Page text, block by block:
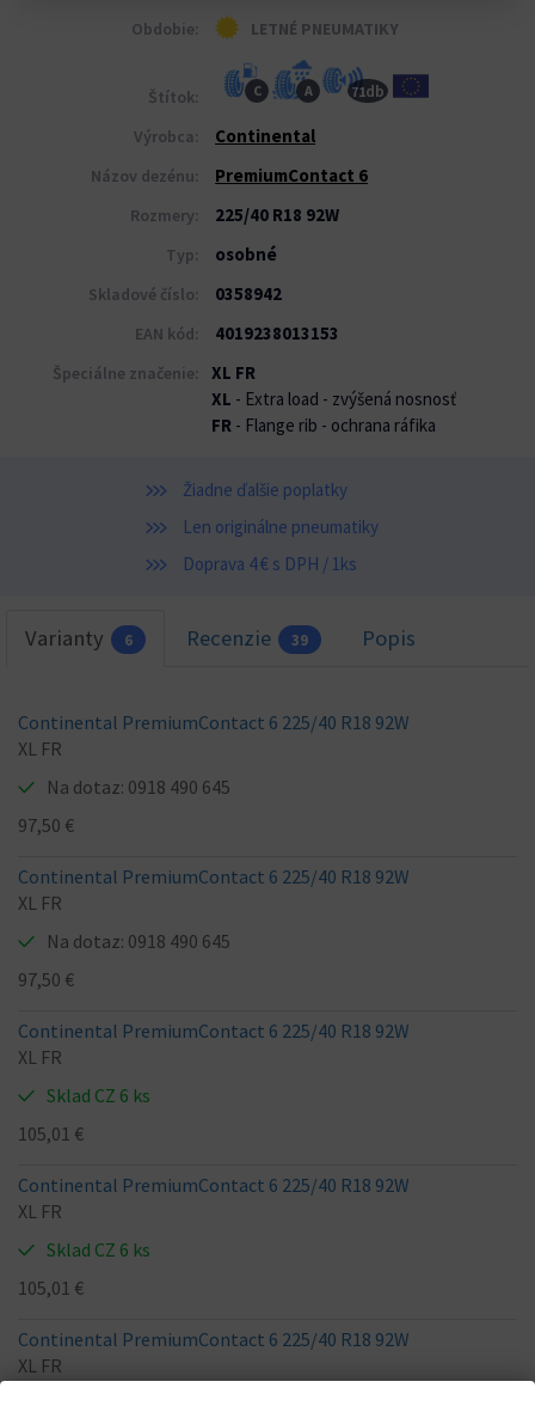
Obdobie: LETNÉ PNEUMATIKY
Štítok: C A 71db
Výrobca: Continental
Názov dezénu: PremiumContact 6
Rozmery: 225/40 R18 92W
Typ: osobné
Skladové číslo: 0358942
EAN kód: 4019238013153
Špeciálne značenie:
XL FR
XL - Extra load - zvýšená nosnosť
FR - Flange rib - ochrana ráfika
Žiadne ďalšie poplatky
Len originálne pneumatiky
Doprava 4 € s DPH / 1ks
Varianty 6 Recenzie 39 Popis
Continental PremiumContact 6 225/40 R18 92W
XL FR
Na dotaz: 0918 490 645
97,50 €
Continental PremiumContact 6 225/40 R18 92W
XL FR
Na dotaz: 0918 490 645
97,50 €
Continental PremiumContact 6 225/40 R18 92W
XL FR
Sklad CZ 6 ks
105,01 €
Continental PremiumContact 6 225/40 R18 92W
XL FR
Sklad CZ 6 ks
105,01 €
Continental PremiumContact 6 225/40 R18 92W
XL FR